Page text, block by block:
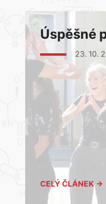
Úspěšné
23. 10.
CELÝ ČLÁNEK →